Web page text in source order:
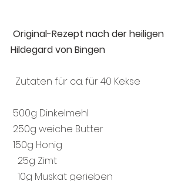
Hildegard von Bingen
  Zutaten für ca. für 40 Kekse
500g Dinkelmehl
250g weiche Butter
150g Honig
   25g Zimt
   10g Muskat gerieben